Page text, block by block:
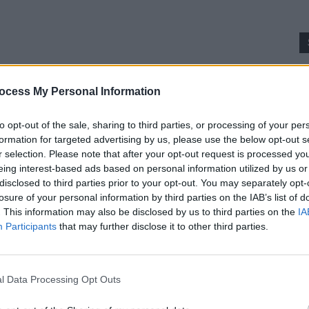
My Personal Information
opt-out of the sale, sharing to third parties, or processing of your
for targeted advertising by us, please use the below opt-out
selection. Please note that after your opt-out request is processed
interest-based ads based on personal information utilized by us
to third parties prior to your opt-out. You may separately
of your personal information by third parties on the IAB’s list of
This information may also be disclosed by us to third parties on the
Participants that may further disclose it to other third parties.
Data Processing Opt Outs
un nou scandal după ce o dronă rusească a
a zburat circa 15-20 de minute de la graniță
fericire – pe un câmp, fără să facă pagube. Deși
fly zone“ (zonă de interdicție aeriană) și forțele de
care pătrunde neautorizat dinspre granița de
este considerat, de toți specialiștii în aviație